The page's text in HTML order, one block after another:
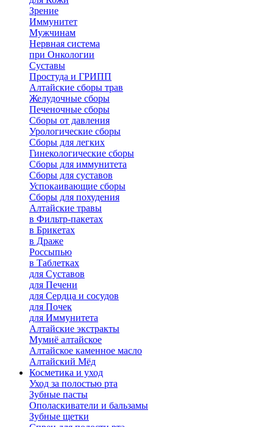
Зрение
Иммунитет
Мужчинам
Нервная система
при Онкологии
Суставы
Простуда и ГРИПП
Алтайские сборы трав
Желудочные сборы
Печеночные сборы
Сборы от давления
Урологические сборы
Сборы для легких
Гинекологические сборы
Сборы для иммунитета
Сборы для суставов
Успокаивающие сборы
Сборы для похудения
Алтайские травы
в Фильтр-пакетах
в Брикетах
в Драже
Россыпью
в Таблетках
для Cуставов
для Печени
для Сердца и сосудов
для Почек
для Иммунитета
Алтайские экстракты
Мумиё алтайское
Алтайское каменное масло
Алтайский Мёд
Косметика и уход
Уход за полостью рта
Зубные пасты
Ополаскиватели и бальзамы
Зубные щетки